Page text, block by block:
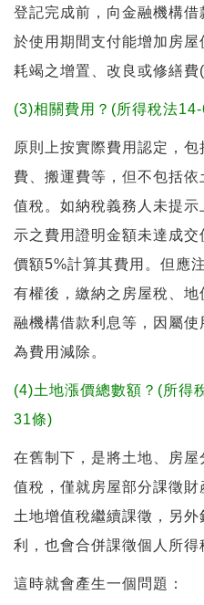
登記完成前，向金融機構借
於使用期間支付能增加房
耗竭之增置、改良或修繕費
(3)相關費用？(所得稅法
原則上按實際費用認定，
費、搬運費等，但不包括
值稅。如納稅義務人未提
示之費用證明金額未達成
價額5%計算其費用。但應
有權後，繳納之房屋稅、
融機構借款利息等，因屬使
為費用減除。
(4)土地漲價總數額？(所得
31條)
在舊制下，是將土地、房
值稅，僅就房屋部分課徵財
土地增值稅繼續課徵，另
利，也會合併課徵個人所得
這時就會產生一個問題：